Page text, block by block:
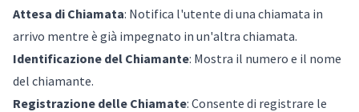
Attesa di Chiamata: Notifica l'utente di una chiamata in
arrivo mentre è già impegnato in un'altra chiamata.
Identificazione del Chiamante: Mostra il numero e il nome
del chiamante.
Registrazione delle Chiamate: Consente di registrare le